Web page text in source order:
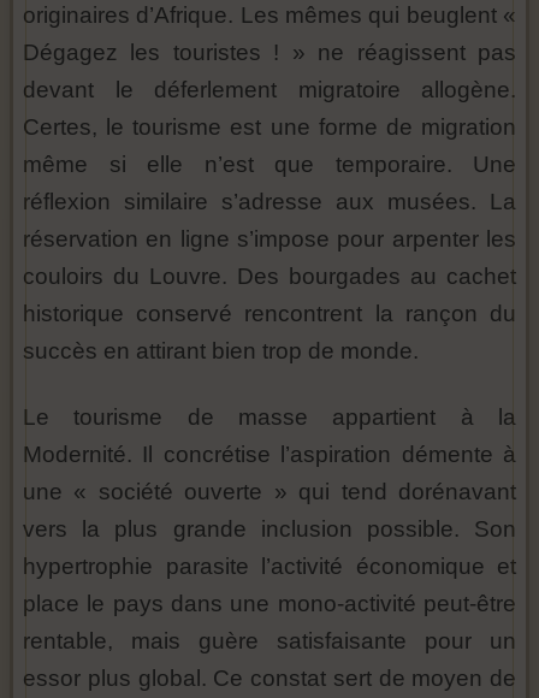
originaires d’Afrique. Les mêmes qui beuglent «
Dégagez les touristes ! » ne réagissent pas
devant le déferlement migratoire allogène.
Certes, le tourisme est une forme de migration
même si elle n’est que temporaire. Une
réflexion similaire s’adresse aux musées. La
réservation en ligne s’impose pour arpenter les
couloirs du Louvre. Des bourgades au cachet
historique conservé rencontrent la rançon du
succès en attirant bien trop de monde.
Le tourisme de masse appartient à la
Modernité. Il concrétise l’aspiration démente à
une « société ouverte » qui tend dorénavant
vers la plus grande inclusion possible. Son
hypertrophie parasite l’activité économique et
place le pays dans une mono-activité peut-être
rentable, mais guère satisfaisante pour un
essor plus global. Ce constat sert de moyen de